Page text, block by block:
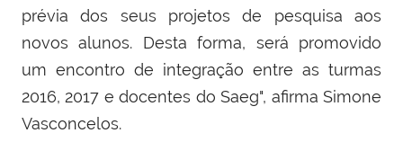
prévia dos seus projetos de pesquisa aos
novos alunos. Desta forma, será promovido
um encontro de integração entre as turmas
2016, 2017 e docentes do Saeg", afirma Simone
Vasconcelos.